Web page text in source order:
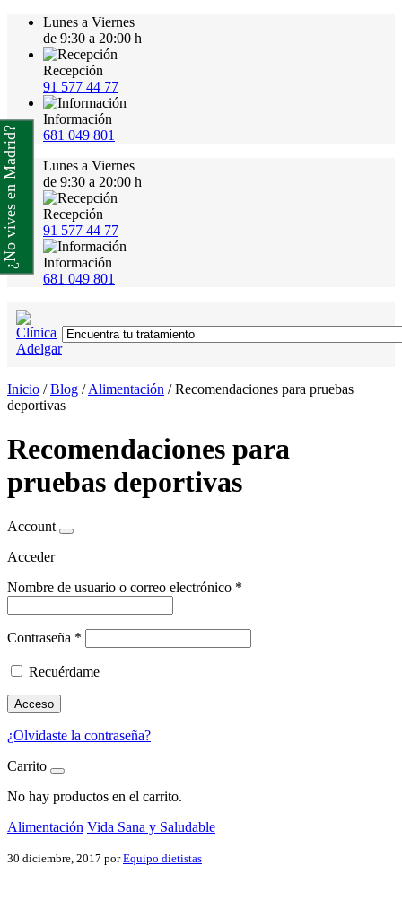
Lunes a Viernes
de 9:30 a 20:00 h
Recepción
91 577 44 77
Información
681 049 801
Lunes a Viernes
de 9:30 a 20:00 h
Recepción
91 577 44 77
Información
681 049 801
Inicio /Blog /Alimentación /Recomendaciones para pruebas
deportivas
Recomendaciones para
pruebas deportivas
Account
Acceder
Nombre de usuario o correo electrónico *
Contraseña *
Recuérdame
Acceso
¿Olvidaste la contraseña?
Carrito
No hay productos en el carrito.
Alimentación Vida Sana y Saludable
30 diciembre, 2017 porEquipo dietistas
¿No vives en Madrid?